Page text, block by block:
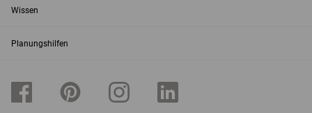
Wissen
Planungshilfen